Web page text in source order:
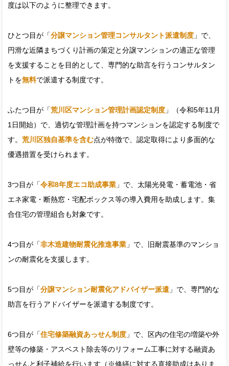
度は以下のように整理できます。
ひとつ目が「分譲マンション管理コンサルタント派遣制度 」で、
円滑な近隣まちづくり計画の策定と分譲マンションの適正な管理
を支援することを目的として、専門的な助言を行うコンサルタン
トを無料で派遣する制度です。
ふたつ目が「荒川区マンション管理計画認定制度 」（令和5年11月
1日開始）で、適切な管理計画を持つマンションを認定する制度で
す。 荒川区独自基準を含む点が特徴で、認定取得により多面的な
優遇措置を受けられます。
3つ目が「令和8年度エコ助成事業 」で、太陽光発電・蓄電池・省
エネ家電・断熱窓・宅配ボックス等の導入費用を助成します。集
合住宅の管理組合も対象です。
4つ目が「非木造建物耐震化推進事業 」で、旧耐震基準のマンショ
ンの耐震化を支援します。
5つ目が「分譲マンション耐震化アドバイザー派遣 」で、専門的な
助言を行うアドバイザーを派遣する制度です。
6つ目が「住宅修築融資あっせん制度 」で、区内の住宅の増築や外
壁等の修築・アスベスト除去等のリフォーム工事に対する融資あ
っせんと利子補給を行います（※修繕に対する直接助成はありま